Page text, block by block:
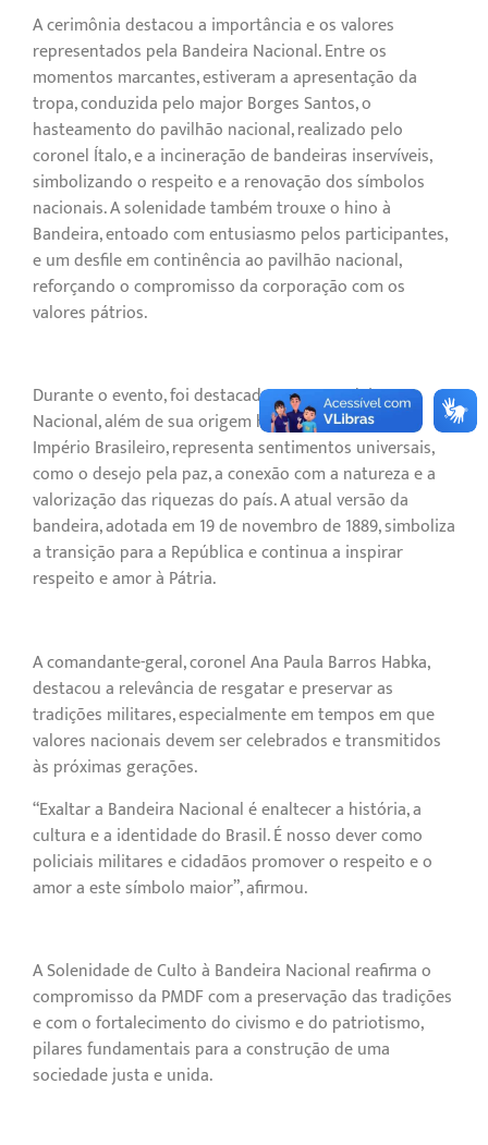
A cerimônia destacou a importância e os valores
representados pela Bandeira Nacional. Entre os
momentos marcantes, estiveram a apresentação da
tropa, conduzida pelo major Borges Santos, o
hasteamento do pavilhão nacional, realizado pelo
coronel Ítalo, e a incineração de bandeiras inservíveis,
simbolizando o respeito e a renovação dos símbolos
nacionais. A solenidade também trouxe o hino à
Bandeira, entoado com entusiasmo pelos participantes,
e um desfile em continência ao pavilhão nacional,
reforçando o compromisso da corporação com os
valores pátrios.
Durante o evento, foi destacado que a Bandeira
Nacional, além de sua origem histórica ligada ao
Império Brasileiro, representa sentimentos universais,
como o desejo pela paz, a conexão com a natureza e a
valorização das riquezas do país. A atual versão da
bandeira, adotada em 19 de novembro de 1889, simboliza
a transição para a República e continua a inspirar
respeito e amor à Pátria.
A comandante-geral, coronel Ana Paula Barros Habka,
destacou a relevância de resgatar e preservar as
tradições militares, especialmente em tempos em que
valores nacionais devem ser celebrados e transmitidos
às próximas gerações.
“Exaltar a Bandeira Nacional é enaltecer a história, a
cultura e a identidade do Brasil. É nosso dever como
policiais militares e cidadãos promover o respeito e o
amor a este símbolo maior”, afirmou.
A Solenidade de Culto à Bandeira Nacional reafirma o
compromisso da PMDF com a preservação das tradições
e com o fortalecimento do civismo e do patriotismo,
pilares fundamentais para a construção de uma
sociedade justa e unida.